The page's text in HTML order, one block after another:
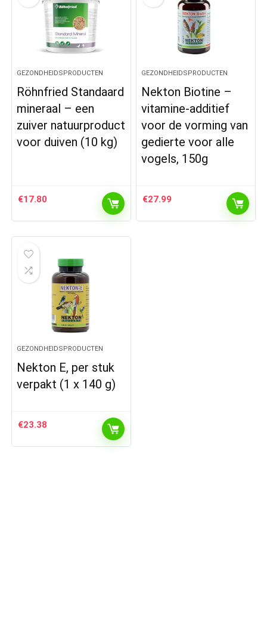
GEZONDHEIDSPRODUCTEN
Röhnfried Standaard
mineraal – een
zuiver natuurproduct
voor duiven (10 kg)
€17.80
GEZONDHEIDSPRODUCTEN
Nekton Biotine –
vitamine-additief
voor de vorming van
gedierte voor alle
vogels, 150g
€27.99
GEZONDHEIDSPRODUCTEN
Nekton E, per stuk
verpakt (1 x 140 g)
€23.38